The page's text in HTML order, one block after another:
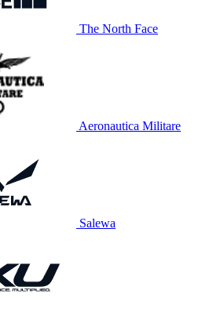
The North Face
Aeronautica Militare
Salewa